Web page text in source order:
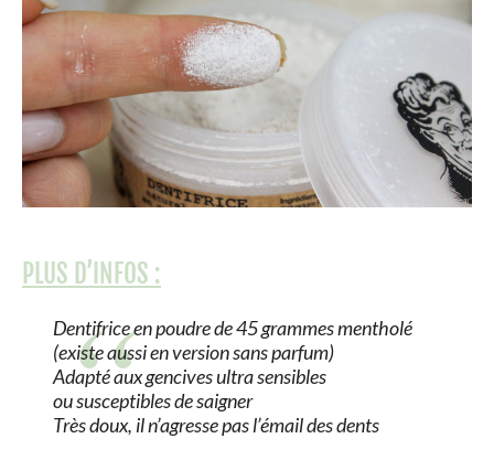
PLUS D’INFOS :
Dentifrice en poudre de 45 grammes mentholé
(existe aussi en version sans parfum)
Adapté aux gencives ultra sensibles
ou susceptibles de saigner
Très doux, il n’agresse pas l’émail des dents